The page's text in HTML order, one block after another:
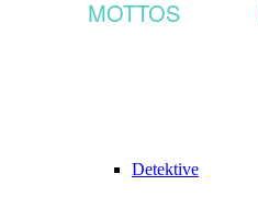
MOTTOS
Detektive